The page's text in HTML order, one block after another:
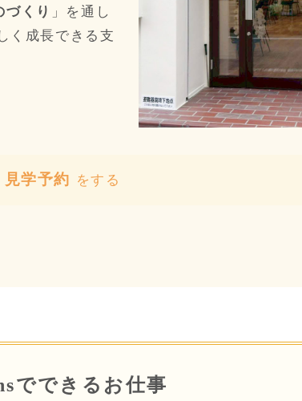
づくり 」を通し
く成長できる支
見学予約 をする
でできるお仕事